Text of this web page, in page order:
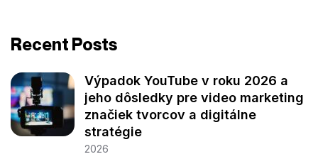
Recent Posts
Výpadok YouTube v roku 2026 a
jeho dôsledky pre video marketing
značiek tvorcov a digitálne
stratégie
2026